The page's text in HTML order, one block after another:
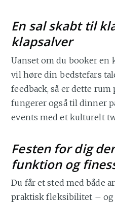
En sal skabt til
klapsalver
Uanset om du booker en
vil høre din bedstefars
feedback, så er dette rum
fungerer også til dinner
events med et kulturelt
Festen for dig
funktion og
Du får et sted med både
praktisk fleksibilitet – og